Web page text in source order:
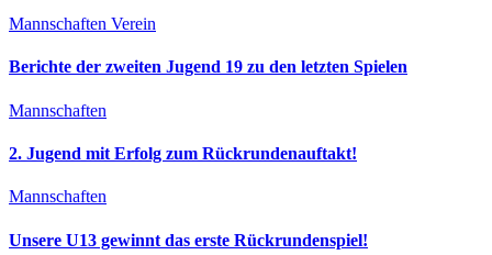
Mannschaften Verein
Berichte der zweiten Jugend 19 zu den letzten Spielen
Mannschaften
2. Jugend mit Erfolg zum Rückrundenauftakt!
Mannschaften
Unsere U13 gewinnt das erste Rückrundenspiel!